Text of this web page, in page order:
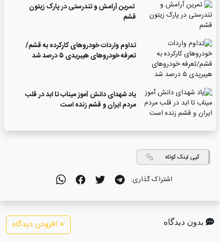
تمرین آرامش و تندرستی در پارک زیتون
قشم
تداوم واردات خودروهای کارکرده به قشم/
تعرفه خودروهای هیبریدی ۵ درصد شد
یاد شهدای دانش آموز میناب تا ابد در قلب
مردم ایران و قشم زنده است
کپی لینک کوتاه
اشتراک گذاری:
بدون دیدگاه + افزودن دیدگاه